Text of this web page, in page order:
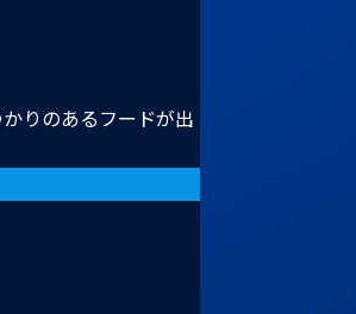
りのあるフードが出